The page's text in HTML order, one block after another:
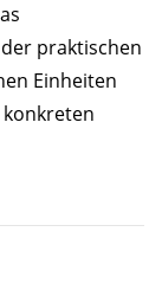
praktischen
Einheiten